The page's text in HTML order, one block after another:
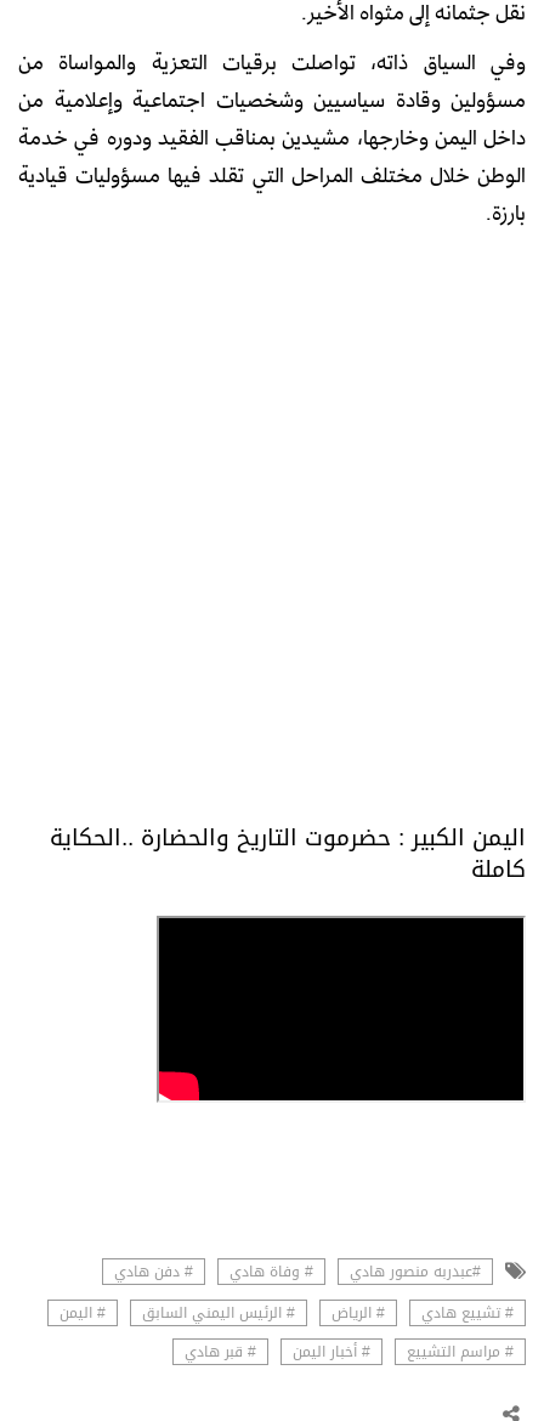
نقل جثمانه إلى مثواه الأخير.
وفي السياق ذاته، تواصلت برقيات التعزية والمواساة من
مسؤولين وقادة سياسيين وشخصيات اجتماعية وإعلامية من
داخل اليمن وخارجها، مشيدين بمناقب الفقيد ودوره في خدمة
الوطن خلال مختلف المراحل التي تقلد فيها مسؤوليات قيادية
بارزة.
اليمن الكبير : حضرموت التاريخ والحضارة ..الحكاية
كاملة
#عبدربه منصور هادي # وفاة هادي
# دفن هادي
# تشييع هادي
# الرياض # الرئيس اليمني السابق
# اليمن
# مراسم التشييع
# أخبار اليمن # قبر هادي